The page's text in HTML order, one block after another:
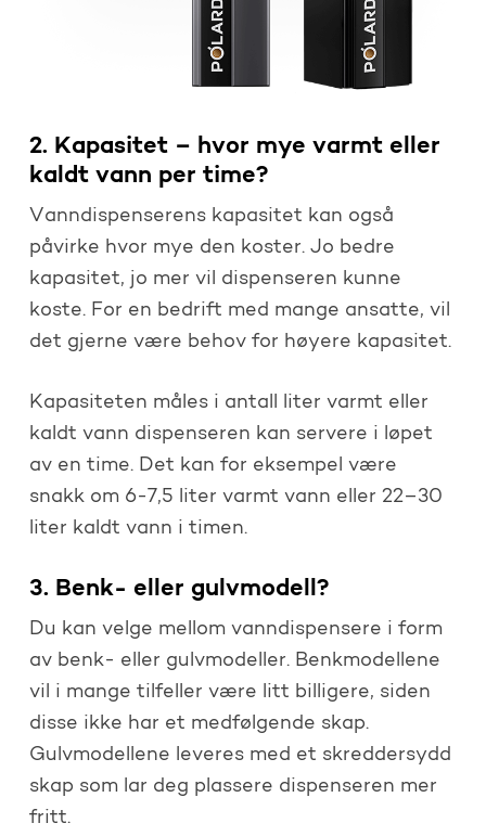
2. Kapasitet – hvor mye varmt eller
kaldt vann per time?
Vanndispenserens kapasitet kan også
påvirke hvor mye den koster. Jo bedre
kapasitet, jo mer vil dispenseren kunne
koste. For en bedrift med mange ansatte, vil
det gjerne være behov for høyere kapasitet.
Kapasiteten måles i antall liter varmt eller
kaldt vann dispenseren kan servere i løpet
av en time. Det kan for eksempel være
snakk om 6-7,5 liter varmt vann eller 22–30
liter kaldt vann i timen.
3. Benk- eller gulvmodell?
Du kan velge mellom vanndispensere i form
av benk- eller gulvmodeller. Benkmodellene
vil i mange tilfeller være litt billigere, siden
disse ikke har et medfølgende skap.
Gulvmodellene leveres med et skreddersydd
skap som lar deg plassere dispenseren mer
fritt.